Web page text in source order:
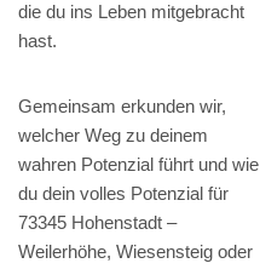
die du ins Leben mitgebracht
hast.
Gemeinsam erkunden wir,
welcher Weg zu deinem
wahren Potenzial führt und wie
du dein volles Potenzial für
73345 Hohenstadt –
Weilerhöhe, Wiesensteig oder